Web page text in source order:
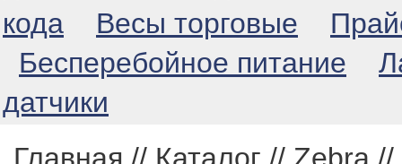
кода
Весы торговые
Бесперебойное питание
датчики